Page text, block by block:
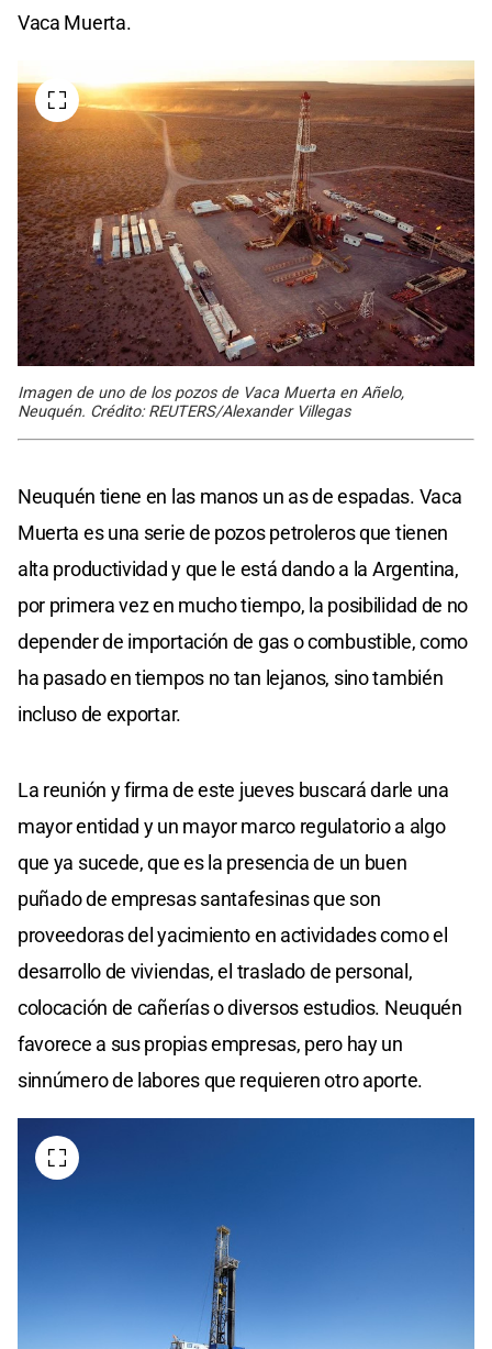
Vaca Muerta.
Imagen de uno de los pozos de Vaca Muerta en Añelo,
Neuquén. Crédito: REUTERS/Alexander Villegas
Neuquén tiene en las manos un as de espadas. Vaca
Muerta es una serie de pozos petroleros que tienen
alta productividad y que le está dando a la Argentina,
por primera vez en mucho tiempo, la posibilidad de no
depender de importación de gas o combustible, como
ha pasado en tiempos no tan lejanos, sino también
incluso de exportar.
La reunión y firma de este jueves buscará darle una
mayor entidad y un mayor marco regulatorio a algo
que ya sucede, que es la presencia de un buen
puñado de empresas santafesinas que son
proveedoras del yacimiento en actividades como el
desarrollo de viviendas, el traslado de personal,
colocación de cañerías o diversos estudios. Neuquén
favorece a sus propias empresas, pero hay un
sinnúmero de labores que requieren otro aporte.